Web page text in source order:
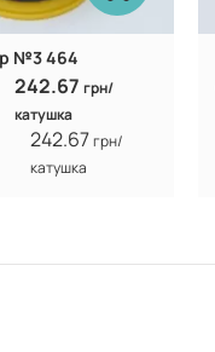
№3 464
242.67грн/
катушка
242.67грн/
катушка